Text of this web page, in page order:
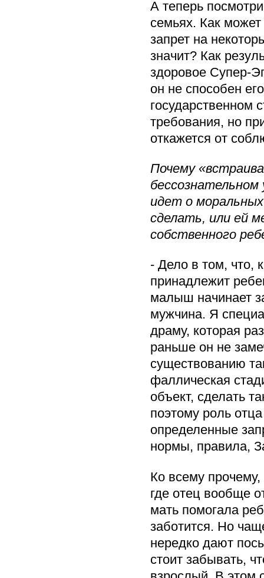
А теперь
семьях. Как
запрет на
значит? Как
здоровое Супер-
он не способен
государственном
требования, но
откажется от
Почему
идет о
сделать, или ей
собственного
- Дело в том, что,
принадлежит
малыш начинает
мужчина. Я
драму, которая
раньше он не
существованию
фаллическая
объект, сделать
поэтому роль
определенные
нормы, правила,
Ко всему
где отец вообще
мать помогала
заботится. Но
нередко дают
стоит забывать,